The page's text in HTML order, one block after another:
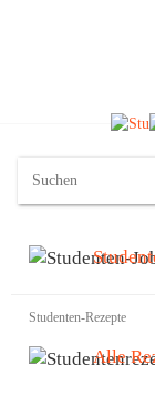
Studenten-Rezepte
Alle